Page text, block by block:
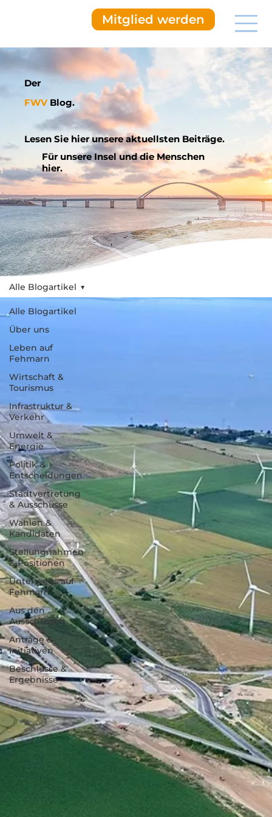
Mitglied werden
Der
FWV Blog.
Lesen Sie hier unsere aktuellsten Beiträge.
Für unsere Insel und die Menschen
hier.
Alle Blogartikel
Über uns
Leben auf
Fehmarn
Wirtschaft &
Tourismus
Infrastruktur &
Verkehr
Umwelt &
Energie
Politik &
Entscheidungen
Stadtvertretung
& Ausschüsse
Wahlen &
Kandidaten
Stellungnahmen
& Positionen
Unterwegs auf
Fehmarn
Aus den
Ausschüssen
Anträge &
Initiativen
Beschlüsse &
Ergebnisse
Alle Blogartikel